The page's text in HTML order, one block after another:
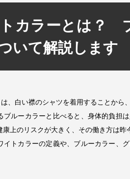
カラーとは？
いて解説します
、白い襟のシャツを着用することから
ブルーカラーと比べると、身体的負担
上のリスクが大きく、その働き方は昨
イトカラーの定義や、ブルーカラー、